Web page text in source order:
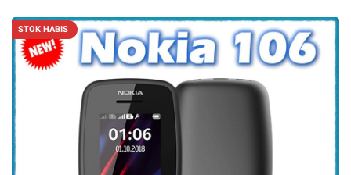
STOK HABIS